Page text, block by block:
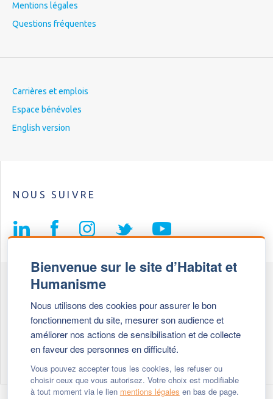
Bienvenue sur le site d’Habitat et
Humanisme
Nous utilisons des cookies pour assurer le bon
fonctionnement du site, mesurer son audience et
améliorer nos actions de sensibilisation et de collecte
en faveur des personnes en difficulté.
Vous pouvez accepter tous les cookies, les refuser ou
choisir ceux que vous autorisez. Votre choix est modifiable
à tout moment via le lien mentions légales en bas de page.
Mentions légales
Questions fréquentes
Carrières et emplois
Espace bénévoles
English version
NOUS SUIVRE
69647 Caluire et Cuire cedex
+ 33 (0)4 72 27 42 58